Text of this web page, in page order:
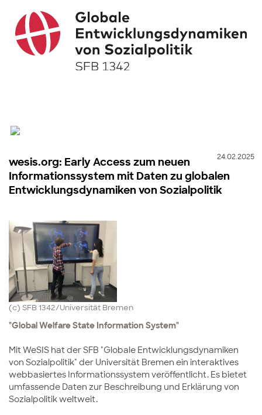
24.02.2025
wesis.org: Early Access zum neuen
Informationssystem mit Daten zu globalen
Entwicklungsdynamiken von Sozialpolitik
(c) SFB 1342/Universität Bremen
"Global Welfare State Information System"
Mit WeSIS hat der SFB "Globale Entwicklungsdynamiken
von Sozialpolitik" der Universität Bremen ein interaktives
webbasiertes Informationssystem veröffentlicht. Es bietet
umfassende Daten zur Beschreibung und Erklärung von
Sozialpolitik weltweit.